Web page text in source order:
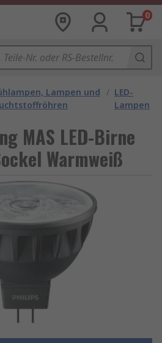
0
Lampen und / LED-
Lampen
MAS LED-Birne
Warmweiß